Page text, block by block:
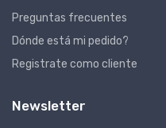
Preguntas frecuentes
Dónde está mi pedido?
Registrate como cliente
Newsletter